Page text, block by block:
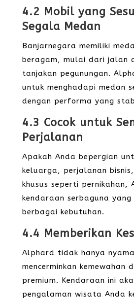
4.2 Mobil yang
Segala Medan
Banjarnegara memiliki
beragam, mulai dari jalan
tanjakan pegunungan.
untuk menghadapi medan
dengan performa yang
4.3 Cocok untuk
Perjalanan
Apakah Anda bepergian
keluarga, perjalanan
khusus seperti
kendaraan serbaguna yang
berbagai kebutuhan.
4.4 Memberikan
Alphard tidak hanya
mencerminkan kemewahan
premium. Kendaraan ini
pengalaman wisata Anda